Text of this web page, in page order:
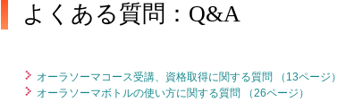
よくある質問：Q&A
オーラソーマコース受講、資格取得に関する質問 （13ページ）
オーラソーマボトルの使い方に関する質問 （26ページ）